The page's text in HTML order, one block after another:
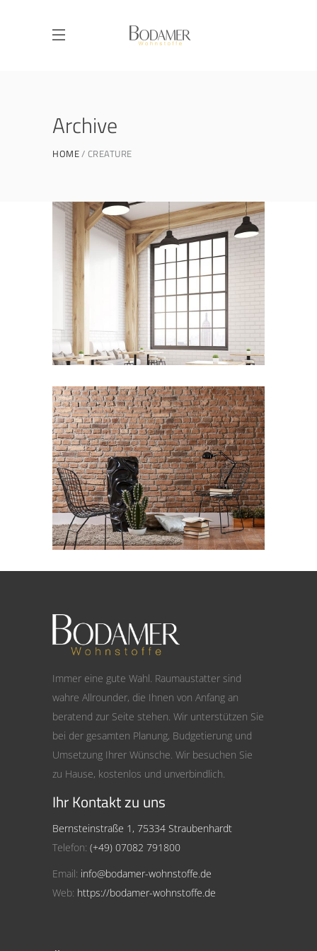
Archive
HOME CREATURE
Life Style
ATELIER 5 FIONA 2014
Industrial Interior
CREATURE
Immer eine gute Wahl. Raumaustatter sind
wahre Allrounder, die Ihnen von Anfang an
beratend zur Seite stehen. Wir unterstützen Sie
bei der gesamten Planung, Budgetierung und
Umsetzung Ihrer Wünsche. Wir besuchen Sie
zu Hause, kostenlos und unverbindlich.
Ihr Kontakt zu uns
Bernsteinstraße 1, 75334 Straubenhardt
Telefon: (+49) 07082 791800
Email: info@bodamer-wohnstoffe.de
Web: https://bodamer-wohnstoffe.de